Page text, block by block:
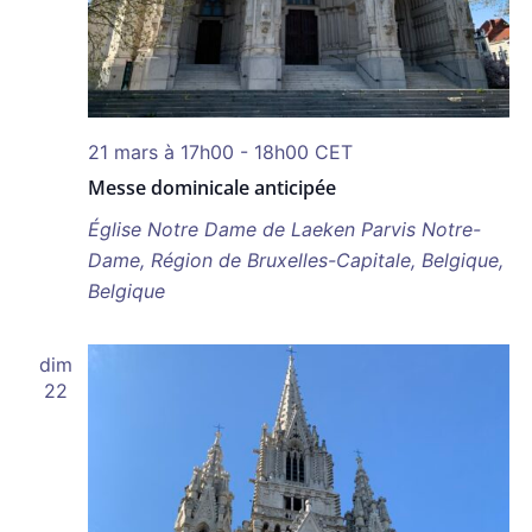
Messe dominicale anticipée
21 mars à 17h00 - 18h00 CET
Église Notre Dame de Laeken Parvis Notre-
Dame, Région de Bruxelles-Capitale, Belgique,
Belgique
dim
22